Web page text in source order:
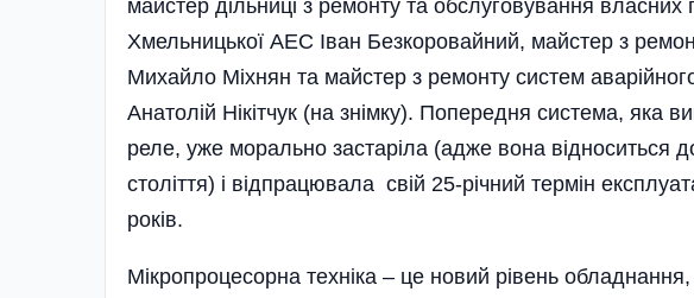
майстер дільниці з ремонту та обслуговування власних
Хмельницької АЕС Іван Безкоровайний, майстер з
Михайло Міхнян та майстер з ремонту систем
Анатолій Нікітчук (на знімку). Попередня система, яка
реле, уже морально застаріла (адже вона відноситься
століття) і відпрацювала свій 25-річний термін
років.
Мікропроцесорна техніка – це новий рівень